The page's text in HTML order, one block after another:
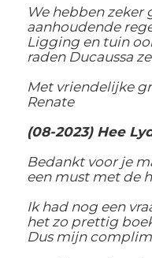
We hebben zeker
aanhoudende
Ligging en tuin
raden Ducaussa
Met vriendelijke
Renate
(08-2023) Hee
Bedankt voor je
een must met de
Ik had nog een
het zo prettig
Dus mijn